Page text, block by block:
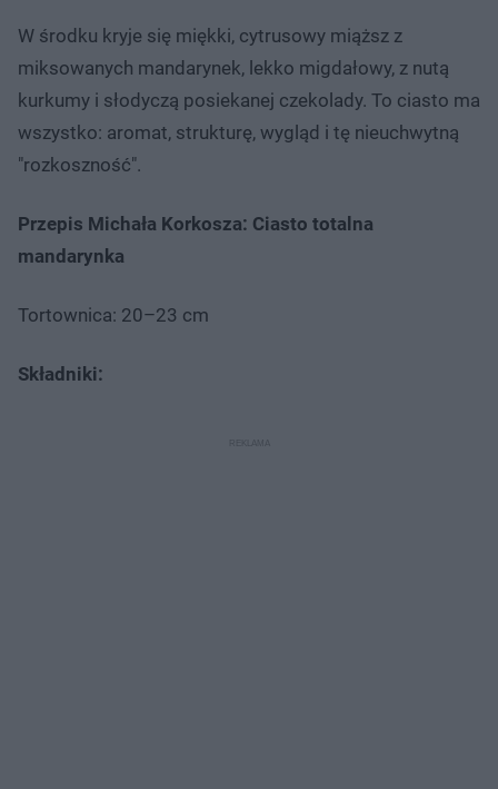
W środku kryje się miękki, cytrusowy miąższ z
miksowanych mandarynek, lekko migdałowy, z nutą
kurkumy i słodyczą posiekanej czekolady. To ciasto ma
wszystko: aromat, strukturę, wygląd i tę nieuchwytną
"rozkoszność".
Przepis Michała Korkosza: Ciasto totalna
mandarynka
Tortownica: 20–23 cm
Składniki: